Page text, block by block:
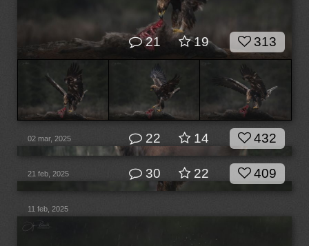
21 19 313
02 mar, 2025 22 14 432
21 feb, 2025 30 22 409
11 feb, 2025